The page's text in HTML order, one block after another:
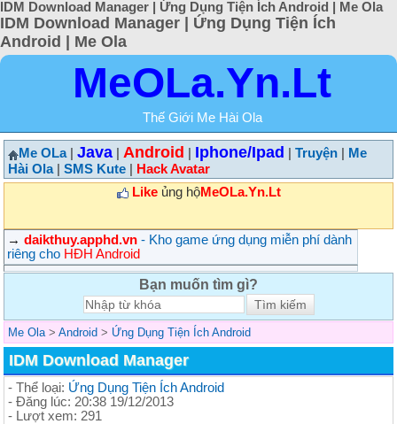
IDM Download Manager | Ứng Dụng Tiện Ích Android | Me Ola
IDM Download Manager | Ứng Dụng Tiện Ích
Android | Me Ola
MeOLa.Yn.Lt
Thế Giới Me Hài Ola
Me OLa| Java Android Iphone/Ipad Truyện
Me
Hài Ola| SMS Kute
Hack Avatar
Likeủng hộMeOLa.Yn.Lt
→ daikthuy.apphd.vn - Kho game ứng dụng miễn phí dành
riêng cho HĐH Android
Bạn muốn tìm gì?
Me Ola > Android > Ứng Dụng Tiện Ích Android
IDM Download Manager
- Thể loại: Ứng Dụng Tiện Ích Android
- Đăng lúc: 20:38 19/12/2013
- Lượt xem: 291